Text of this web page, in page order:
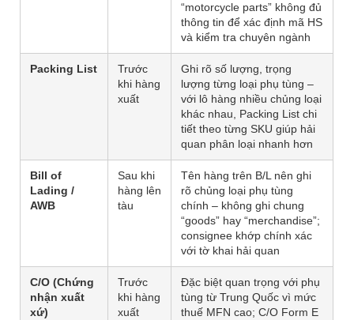
“motorcycle parts” không đủ
thông tin để xác định mã HS
và kiểm tra chuyên ngành
Packing List
Trước
khi hàng
xuất
Ghi rõ số lượng, trọng
lượng từng loại phụ tùng –
với lô hàng nhiều chủng loại
khác nhau, Packing List chi
tiết theo từng SKU giúp hải
quan phân loại nhanh hơn
Bill of
Lading /
AWB
Sau khi
hàng lên
tàu
Tên hàng trên B/L nên ghi
rõ chủng loại phụ tùng
chính – không ghi chung
“goods” hay “merchandise”;
consignee khớp chính xác
với tờ khai hải quan
C/O (Chứng
nhận xuất
xứ)
Trước
khi hàng
xuất
Đặc biệt quan trọng với phụ
tùng từ Trung Quốc vì mức
thuế MFN cao; C/O Form E